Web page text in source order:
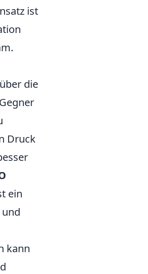
ist
die
Druck
ein
und
kann